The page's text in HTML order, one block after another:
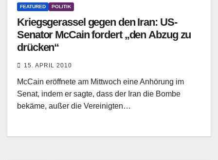
FEATURED POLITIK
Kriegsgerassel gegen den Iran: US-
Senator McCain fordert „den Abzug zu
drücken“
15. APRIL 2010
McCain eröffnete am Mittwoch eine Anhörung im
Senat, indem er sagte, dass der Iran die Bombe
bekäme, außer die Vereinigten…